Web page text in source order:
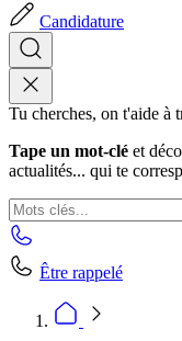
Candidature
Tu cherches, on t'aide à
Tape un mot-clé et
actualités... qui te
Être rappelé